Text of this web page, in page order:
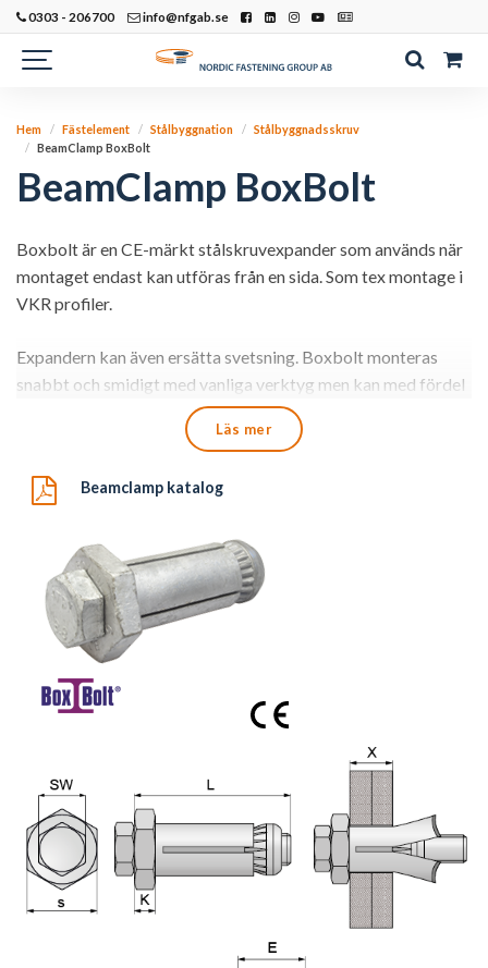
0303 - 206700 info@nfgab.se
Hem Fästelement Stålbyggnation
Stålbyggnadsskruv
BeamClamp BoxBolt
BeamClamp BoxBolt
Boxbolt är en CE-märkt stålskruvexpander som används när
montaget endast kan utföras från en sida. Som tex montage i
VKR profiler.
Expandern kan även ersätta svetsning. Boxbolt monteras
snabbt och smidigt med vanliga verktyg men kan med fördel
användas med det tillhörande verktyget BoxSokTM för att
snabba upp och underlätta monteringen.
Boxbolts finns i varmförzinkat, blankförzinkat och rostfritt.
offereras mot förfrågan
E = Minsta kantavstånd = B + Godstjocklek.
För mer information titta i katalogen eller gå
www.beamclamp.com
Läs mer
Beamclamp katalog